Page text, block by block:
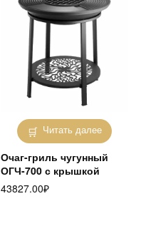
Читать далее
Очаг-гриль чугунный
ОГЧ-700 с крышкой
43827.00₽